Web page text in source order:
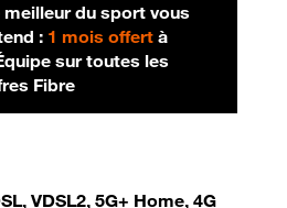
meilleur du sport vous
: 1 mois offertà
sur toutes les
Fibre
VDSL2, 5G+ Home, 4G